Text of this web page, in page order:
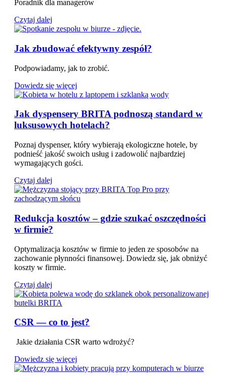
Poradnik dla managerów
Czytaj dalej
Jak zbudować efektywny zespół?
Podpowiadamy, jak to zrobić.
Dowiedz się więcej
Jak dyspensery BRITA podnoszą standard w
luksusowych hotelach?
Poznaj dyspenser, który wybierają ekologiczne hotele, by
podnieść jakość swoich usług i zadowolić najbardziej
wymagających gości.
Czytaj dalej
Redukcja kosztów – gdzie szukać oszczędności
w firmie?
Optymalizacja kosztów w firmie to jeden ze sposobów na
zachowanie płynności finansowej. Dowiedz się, jak obniżyć
koszty w firmie.
Czytaj dalej
CSR — co to jest?
Jakie działania CSR warto wdrożyć?
Dowiedz się więcej